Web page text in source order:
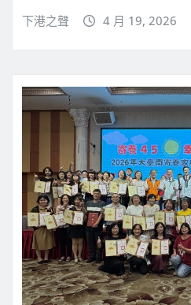
下港之聲 4 月 19, 2026